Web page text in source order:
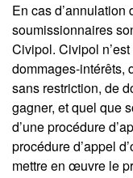
En cas d’annulation
soumissionnaires
Civipol. Civipol
dommages-intérêts,
sans restriction, de
gagner, et quel que
d’une procédure
procédure d’appel
mettre en œuvre le